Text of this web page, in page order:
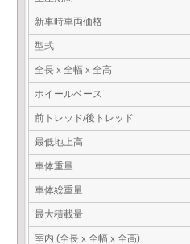
新車時車両価格
型式
全長ｘ全幅ｘ全高
ホイールベース
前トレッド/後トレッド
最低地上高
車体重量
車体総重量
最大積載量
室内 (全長ｘ全幅ｘ全高)